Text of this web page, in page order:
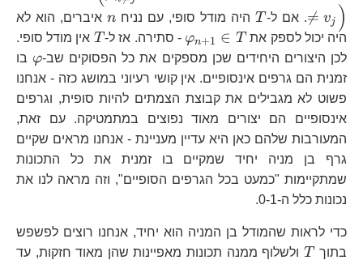

= vj ) . אם ל- T Tהיה מודל סופי, עם נניחn
nאיברים, הוא לא
היה יכול לספק את
\varphi_{n+1}\in
T
φn+1 ∈ T - סתירה. אז ל- T
T אין מודל סופי.
לכן היצורים היחידים שכן מספקים את כל הפסוקים שב-φ בו
זמנית הם גרפים אינסופיים. אין קושי רעיוני במושג כזה - אנחנו
פשוט לא מגבילים את קבוצת הצמתים להיות סופית, וגרפים
אינסופיים הם יצורים מאוד נפוצים במתמטיקה. עם זאת,
המעורבות שלהם כאן היא עדיין מעניינת - אנחנו מראים שקיים
גרף בן מניה יחיד שמקיים בו זמנית את כל התכונות
שמתקיימות "כמעט בכל הגרפים הסופיים", וזה מראה לנו את
נכונות כלל ה-0-1.
כדי לראות שהמודל בן המניה הוא יחיד, אנחנו רוצים לפשפש
בתוך
T T ולשלוף ממנה תכונות מאפיינות שהן מאוד חזקות, עד